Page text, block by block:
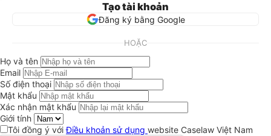
Tạo tài khoản
Đăng ký bằng Google
HOẶC
Họ và tên
Email
Số điện thoại
Mật khẩu
Xác nhận mật khẩu
Giới tính
Tôi đồng ý vớiĐiều khoản sử dụng website Caselaw Việt Nam